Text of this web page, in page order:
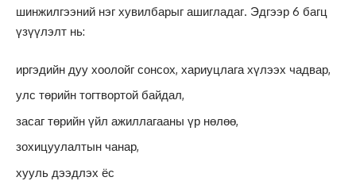
шинжилгээний нэг хувилбарыг ашигладаг. Эдгээр 6 багц
үзүүлэлт нь:
иргэдийн дуу хоолойг сонсох, хариуцлага хүлээх чадвар,
улс төрийн тогтвортой байдал,
засаг төрийн үйл ажиллагааны үр нөлөө,
зохицуулалтын чанар,
хууль дээдлэх ёс